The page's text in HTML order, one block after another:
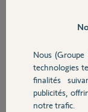
Sécurité
Domotique
N'ayant pas
Je me suis procuré
Pour info j'ai la
Ma centrale Somfy
Faut-il
Nous
technologies
finalités
publicités,
notre trafic.